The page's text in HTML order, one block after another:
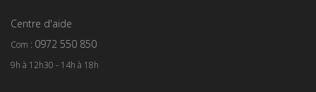
Centre d'aide
Com : 0972 550 850
9h à 12h30 - 14h à 18h